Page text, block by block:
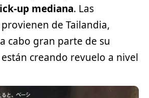
up mediana. Las
de Tailandia,
cabo gran parte de su
creando revuelo a nivel